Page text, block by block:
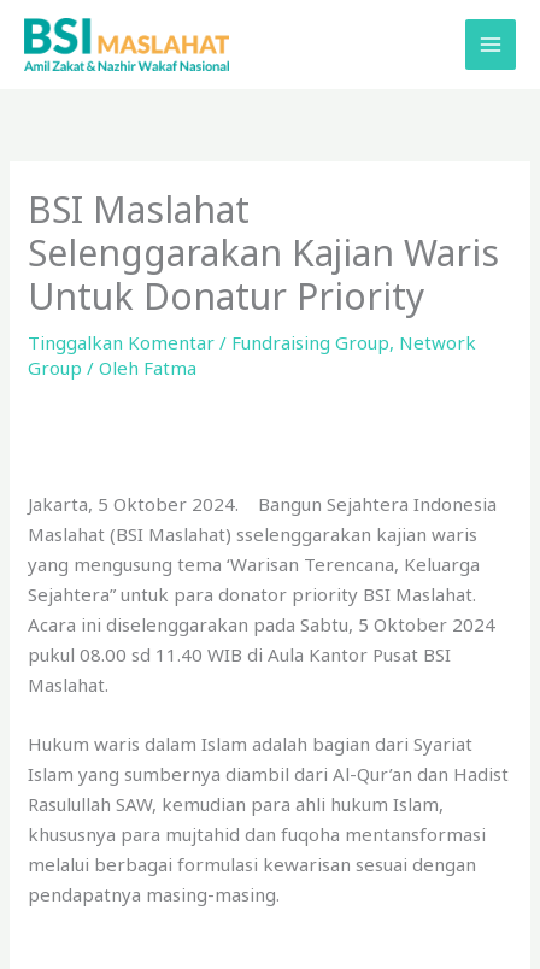
Lewati
konten
BSI Maslahat
Selenggarakan Kajian Waris
Untuk Donatur Priority
Tinggalkan Komentar / Fundraising Group, Network
Group / Oleh Fatma
Jakarta, 5 Oktober 2024. Bangun Sejahtera Indonesia
Maslahat (BSI Maslahat) sselenggarakan kajian waris
yang mengusung tema ‘Warisan Terencana, Keluarga
Sejahtera” untuk para donator priority BSI Maslahat.
Acara ini diselenggarakan pada Sabtu, 5 Oktober 2024
pukul 08.00 sd 11.40 WIB di Aula Kantor Pusat BSI
Maslahat.
Hukum waris dalam Islam adalah bagian dari Syariat
Islam yang sumbernya diambil dari Al-Qur’an dan Hadist
Rasulullah SAW, kemudian para ahli hukum Islam,
khususnya para mujtahid dan fuqoha mentansformasi
melalui berbagai formulasi kewarisan sesuai dengan
pendapatnya masing-masing.